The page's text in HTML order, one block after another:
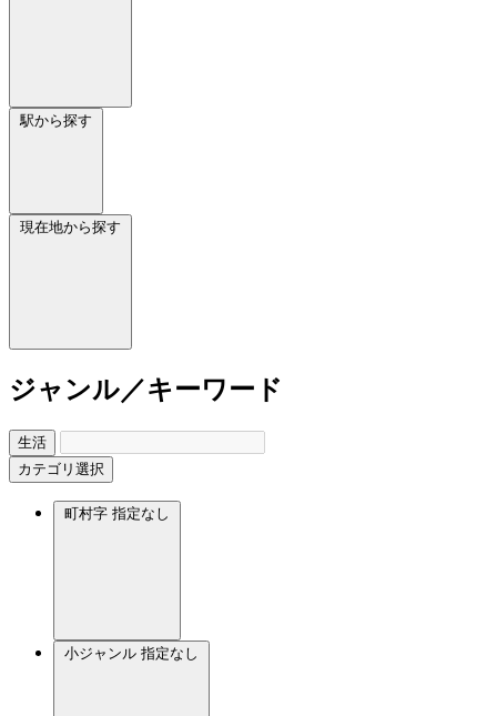
駅から探す
現在地から探す
ジャンル／キーワード
生活
カテゴリ選択
町村字 指定なし
小ジャンル 指定なし